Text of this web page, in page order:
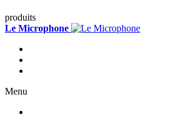
produits
Le Microphone
Menu